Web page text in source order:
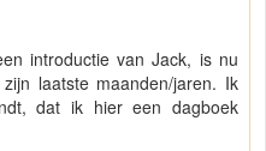
introductie van Jack, is nu
laatste maanden/jaren. Ik
dat ik hier een dagboek